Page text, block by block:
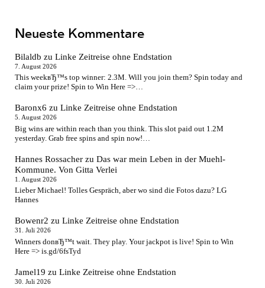
Neueste Kommentare
Bilaldb zuLinke Zeitreise ohne Endstation
7. August 2026
This weekвЂ™s top winner: 2.3M. Will you join them? Spin today and
claim your prize! Spin to Win Here =>…
Baronx6 zuLinke Zeitreise ohne Endstation
5. August 2026
Big wins are within reach than you think. This slot paid out 1.2M
yesterday. Grab free spins and spin now!…
Hannes Rossacher zuDas war mein Leben in der Muehl-
Kommune. Von Gitta Verlei
1. August 2026
Lieber Michael! Tolles Gespräch, aber wo sind die Fotos dazu? LG
Hannes
Bowenr2 zuLinke Zeitreise ohne Endstation
31. Juli 2026
Winners donвЂ™t wait. They play. Your jackpot is live! Spin to Win
Here => is.gd/6fsTyd
Jamel19 zuLinke Zeitreise ohne Endstation
30. Juli 2026